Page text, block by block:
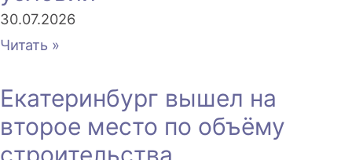
30.07.2026
Читать »
Екатеринбург вышел на
второе место по объёму
строительства